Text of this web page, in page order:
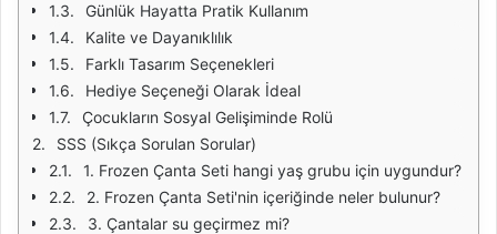
Günlük Hayatta Pratik Kullanım
Kalite ve Dayanıklılık
Farklı Tasarım Seçenekleri
Hediye Seçeneği Olarak İdeal
Çocukların Sosyal Gelişiminde Rolü
SSS (Sıkça Sorulan Sorular)
1. Frozen Çanta Seti hangi yaş grubu için uygundur?
2. Frozen Çanta Seti'nin içeriğinde neler bulunur?
3. Çantalar su geçirmez mi?